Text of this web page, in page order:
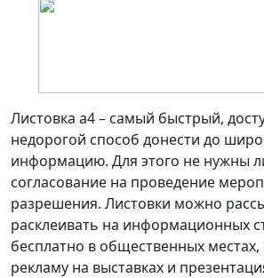
Листовка a4 – самый быстрый,
недорогой способ донести до
информацию. Для этого не нужны
согласование на проведение
разрешения. Листовки можно
расклеивать на информационных
бесплатно в общественных местах,
рекламу на выставках и